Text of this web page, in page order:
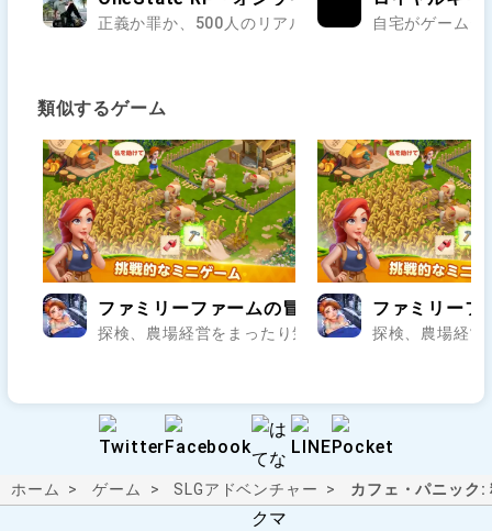
正義か罪か、500人のリアルが交差する街で第二の人
自宅がゲーム
類似するゲーム
ファミリーファームの冒険
探検、農場経営をまったり気ままに遊べちゃうアド
ファミリーフ
探検、農場経営
ホーム ゲーム SLGアドベンチャー カフェ・パニック: